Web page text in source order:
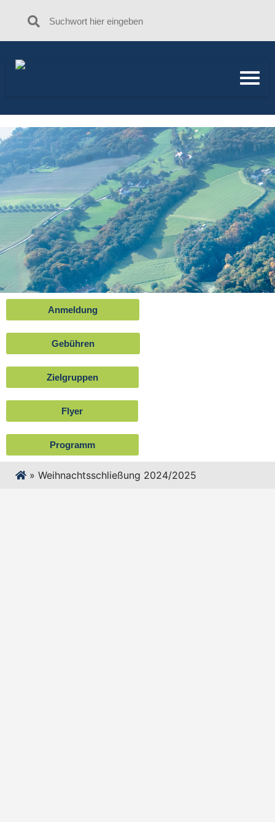
Anmeldung
Gebühren
Zielgruppen
Flyer
Programm
» Weihnachtsschließung 2024/2025